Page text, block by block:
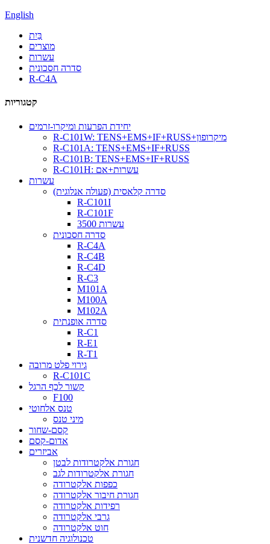
English
בַּיִת
מוצרים
עשרות
סדרה חסכונית
R-C4A
קטגוריות
יחידת הפרעות ומיקרו-זרמים
R-C101W: TENS+EMS+IF+RUSS+מיקרופון
R-C101A: TENS+EMS+IF+RUSS
R-C101B: TENS+EMS+IF+RUSS
R-C101H: עשרות+אם
עשרות
סדרה קלאסית (פעולה אנלוגית)
R-C101I
R-C101F
עשרות 3500
סדרה חסכונית
R-C4A
R-C4B
R-C4D
R-C3
M101A
M100A
M102A
סדרה אופנתית
R-C1
R-E1
R-T1
גירוי פלט מרובה
R-C101C
קשור לכף הרגל
F100
טנס אלחוטי
מיני טנס
קסם-שחור
אדום-קסם
אביזרים
חגורת אלקטרודות לבטן
חגורת אלקטרודות לגב
כפפות אלקטרודה
חגורת חיבור אלקטרודה
רפידות אלקטרודה
גרבי אלקטרודה
חוט אלקטרודה
טכנולוגיה חדשנית